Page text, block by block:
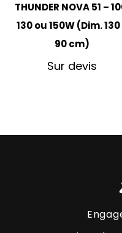
THUNDER NOVA 51 –
130 ou 150W (Dim.
90 cm)
Sur devis